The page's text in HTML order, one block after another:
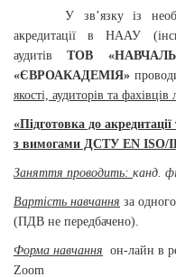
У зв’язку із
акредитації в НААУ
аудитівТОВ
«ЄВРОАКАДЕМІЯ»
якості, аудиторів та фахівців
«Підготовка до акредитації
з вимогами ДСТУ EN ISO/
Заняття проводить: канд.
Вартість навчання за
(ПДВ не передбачено).
Форма навчання он-лайн в
Zoom